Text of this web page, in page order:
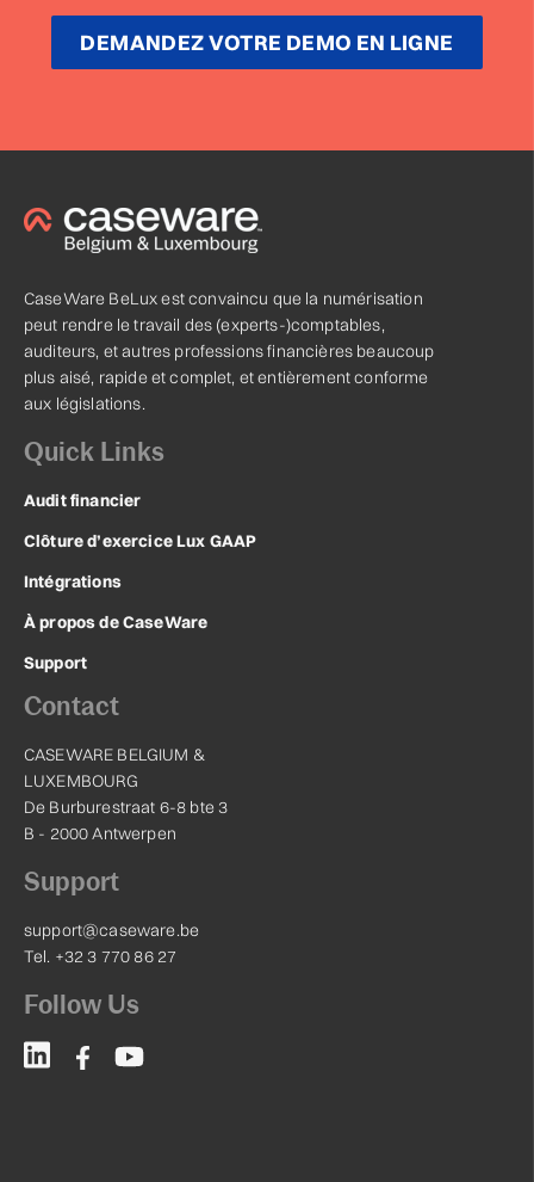
DEMANDEZ VOTRE DEMO EN LIGNE
CaseWare BeLux est convaincu que la numérisation
peut rendre le travail des (experts-)comptables,
auditeurs, et autres professions financières beaucoup
plus aisé, rapide et complet, et entièrement conforme
aux législations.
Quick Links
Audit financier
Clôture d’exercice Lux GAAP
Intégrations
À propos de CaseWare
Support
Contact
CASEWARE BELGIUM &
LUXEMBOURG
De Burburestraat 6-8 bte 3
B - 2000 Antwerpen
Support
support@caseware.be
Tel. +32 3 770 86 27
Follow Us